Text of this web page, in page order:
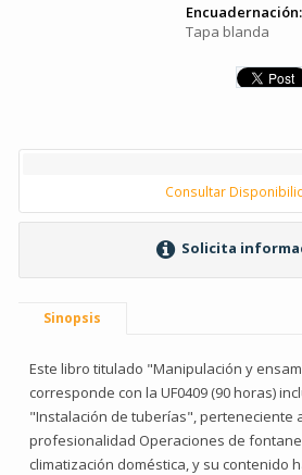
Encuadernación:
Tapa blanda
Consultar
Solicita
Sinopsis
Este libro titulado "Manipulación y
corresponde con la UF0409 (90 horas)
"Instalación de tuberías", perteneciente
profesionalidad Operaciones de
climatización doméstica, y su contenido